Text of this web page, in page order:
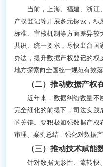
当前，上海、福建、浙江、
产权登记等开展多元探索，积
标准、审核机制等方面差异较
共识、统一要求，尽快出台国
办法，提升数据产权登记的权
地方探索向全国统一规范有效落
（二）推动数据产权
近年来，数据纠纷数量不
完全细化的前提下，司法实践
的关键。要积极加强数据产权
审理、案例总结，强化对数据
（三）推动技术赋能
针对数据无形性、流转快